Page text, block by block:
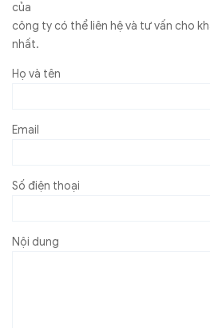
của
công ty có thể liên hệ và tư vấn cho
nhất.
Họ và tên
Email
Số điện thoại
Nội dung